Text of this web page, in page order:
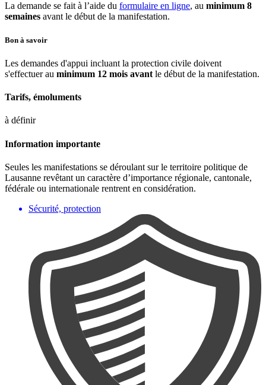
La demande se fait à l’aide du formulaire en ligne, au minimum 8
semaines avant le début de la manifestation.
Bon à savoir
Les demandes d'appui incluant la protection civile doivent
s'effectuer au minimum 12 mois avant le début de la manifestation.
Tarifs, émoluments
à définir
Information importante
Seules les manifestations se déroulant sur le territoire politique de
Lausanne revêtant un caractère d’importance régionale, cantonale,
fédérale ou internationale rentrent en considération.
Sécurité, protection